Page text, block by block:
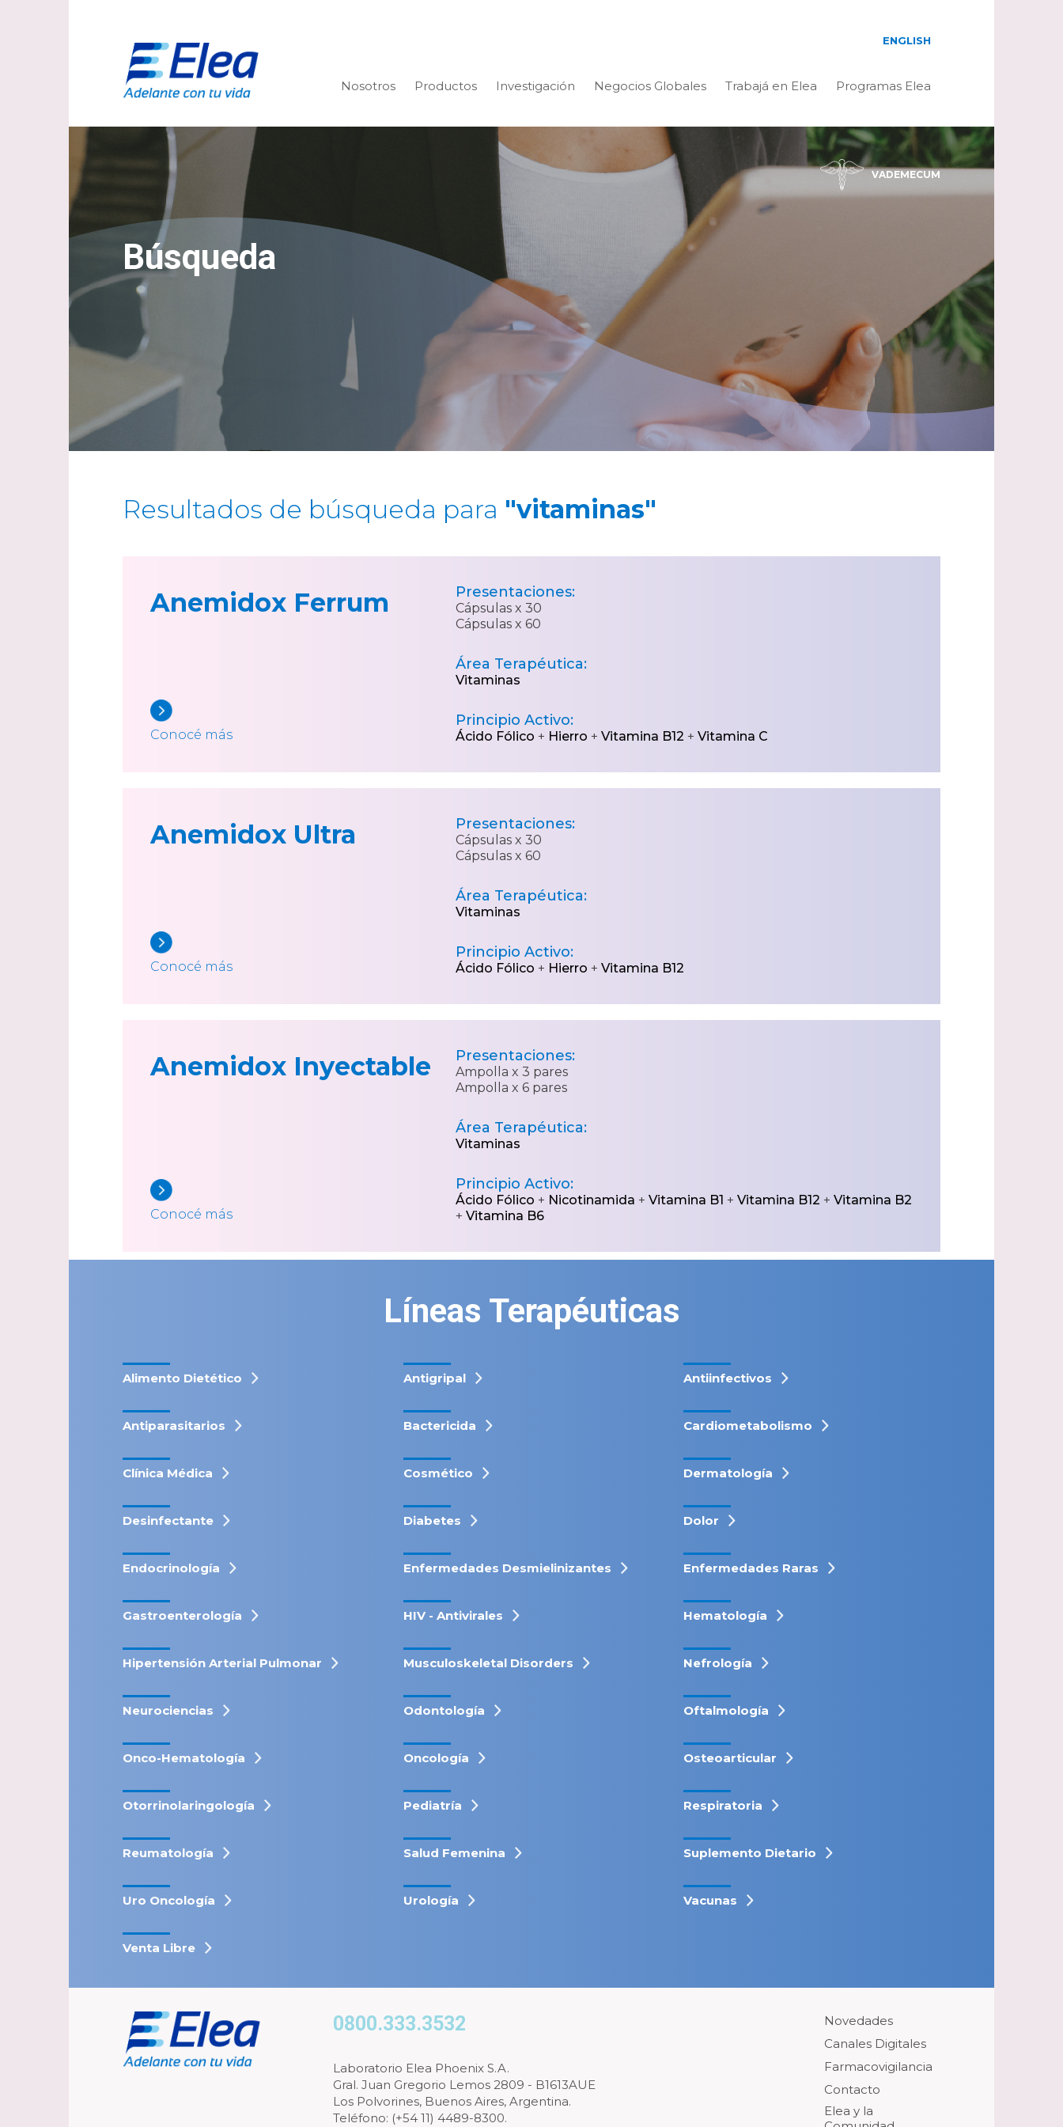
Nosotros Productos Investigación Negocios Globales Trabajá en Elea Programas Elea
ENGLISH
VADEMECUM
Búsqueda
Resultados de búsqueda para "vitaminas"
Anemidox Ferrum
Conocé más
Presentaciones:
Cápsulas x 30
Cápsulas x 60
Área Terapéutica:
Vitaminas
Principio Activo:
Ácido Fólico + Hierro + Vitamina B12 + Vitamina C
Anemidox Ultra
Conocé más
Presentaciones:
Cápsulas x 30
Cápsulas x 60
Área Terapéutica:
Vitaminas
Principio Activo:
Ácido Fólico + Hierro + Vitamina B12
Anemidox Inyectable
Conocé más
Presentaciones:
Ampolla x 3 pares
Ampolla x 6 pares
Área Terapéutica:
Vitaminas
Principio Activo:
Ácido Fólico + Nicotinamida + Vitamina B1 + Vitamina B12 + Vitamina B2
+ Vitamina B6
Líneas Terapéuticas
Alimento Dietético Antigripal Antiinfectivos
Antiparasitarios Bactericida Cardiometabolismo
Clínica Médica Cosmético Dermatología
Desinfectante Diabetes Dolor
Endocrinología Enfermedades Desmielinizantes Enfermedades Raras
Gastroenterología HIV - Antivirales Hematología
Hipertensión Arterial Pulmonar Musculoskeletal Disorders Nefrología
Neurociencias Odontología Oftalmología
Onco-Hematología Oncología Osteoarticular
Otorrinolaringología Pediatría Respiratoria
Reumatología Salud Femenina Suplemento Dietario
Uro Oncología Urología Vacunas
Venta Libre
0800.333.3532
Laboratorio Elea Phoenix S.A.
Gral. Juan Gregorio Lemos 2809 - B1613AUE
Los Polvorines, Buenos Aires, Argentina.
Teléfono: (+54 11) 4489-8300.
Novedades
Canales Digitales
Farmacovigilancia
Contacto
Elea y la